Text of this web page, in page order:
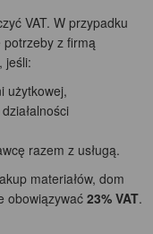
VAT. W przypadku
z firmą
, jeśli:
użytkowej,
razem z usługą.
materiałów, dom
obowiązywać 23% VAT.